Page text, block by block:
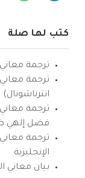
كتب لها صلة
ترجمة معاني
ترجمة معاني
انترناشونال)
ترجمة معاني
فضل إلهي
ترجمة
الإنجليزية
بيان معاني